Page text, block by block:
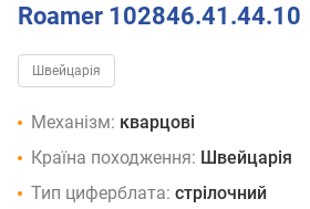
Roamer 102846.41.44.10
Швейцарія
Механізм: кварцові
Країна походження: Швейцарія
Тип циферблата: стрілочний